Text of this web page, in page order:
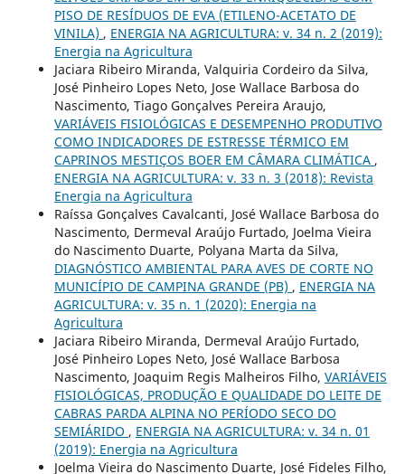
PISO DE RESÍDUOS DE EVA (ETILENO-ACETATO DE
VINILA) , ENERGIA NA AGRICULTURA: v. 34 n. 2 (2019):
Energia na Agricultura
Jaciara Ribeiro Miranda, Valquiria Cordeiro da Silva,
José Pinheiro Lopes Neto, Jose Wallace Barbosa do
Nascimento, Tiago Gonçalves Pereira Araujo,
VARIÁVEIS FISIOLÓGICAS E DESEMPENHO PRODUTIVO
COMO INDICADORES DE ESTRESSE TÉRMICO EM
CAPRINOS MESTIÇOS BOER EM CÂMARA CLIMÁTICA ,
ENERGIA NA AGRICULTURA: v. 33 n. 3 (2018): Revista
Energia na Agricultura
Raíssa Gonçalves Cavalcanti, José Wallace Barbosa do
Nascimento, Dermeval Araújo Furtado, Joelma Vieira
do Nascimento Duarte, Polyana Marta da Silva,
DIAGNÓSTICO AMBIENTAL PARA AVES DE CORTE NO
MUNICÍPIO DE CAMPINA GRANDE (PB) , ENERGIA NA
AGRICULTURA: v. 35 n. 1 (2020): Energia na
Agricultura
Jaciara Ribeiro Miranda, Dermeval Araújo Furtado,
José Pinheiro Lopes Neto, José Wallace Barbosa
Nascimento, Joaquim Regis Malheiros Filho, VARIÁVEIS
FISIOLÓGICAS, PRODUÇÃO E QUALIDADE DO LEITE DE
CABRAS PARDA ALPINA NO PERÍODO SECO DO
SEMIÁRIDO , ENERGIA NA AGRICULTURA: v. 34 n. 01
(2019): Energia na Agricultura
Joelma Vieira do Nascimento Duarte, José Fideles Filho,